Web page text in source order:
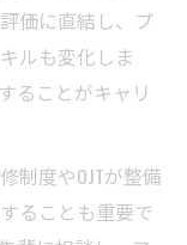
価に直結し、プ
ルも変化しま
ることがキャリ
制度やOJTが整備
ることも重要で